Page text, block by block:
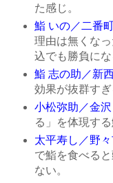
た感じ。
鮨 いの／二番
理由は無くな
込でも勝負にな
鮨 志の助／新
効果が抜群すぎ
小松弥助／金沢
る」を体現する
太平寿し／野々
で鮨を食べる
ない。